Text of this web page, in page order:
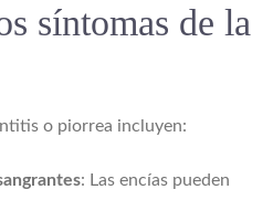
síntomas de la
o piorrea incluyen:
: Las encías pueden